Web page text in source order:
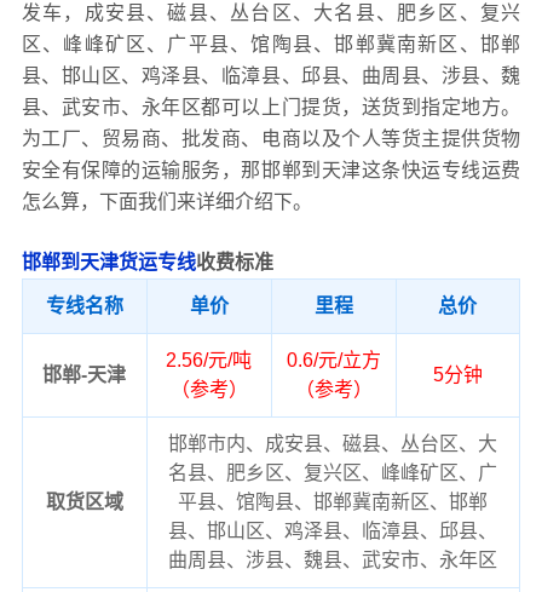
发车，成安县、磁县、丛台区、大名县、肥乡区、复兴
区、峰峰矿区、广平县、馆陶县、邯郸冀南新区、邯郸
县、邯山区、鸡泽县、临漳县、邱县、曲周县、涉县、魏
县、武安市、永年区都可以上门提货，送货到指定地方。
为工厂、贸易商、批发商、电商以及个人等货主提供货物
安全有保障的运输服务，那邯郸到天津这条快运专线运费
怎么算，下面我们来详细介绍下。
邯郸到天津货运专线收费标准
专线名称 单价 里程 总价
邯郸-天津
2.56/元/吨
（参考）
0.6/元/立方
（参考）
5分钟
取货区域
邯郸市内、成安县、磁县、丛台区、大
名县、肥乡区、复兴区、峰峰矿区、广
平县、馆陶县、邯郸冀南新区、邯郸
县、邯山区、鸡泽县、临漳县、邱县、
曲周县、涉县、魏县、武安市、永年区